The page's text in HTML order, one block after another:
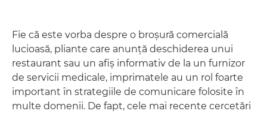
Fie că este vorba despre o broşură comercială
lucioasă, pliante care anunţă deschiderea unui
restaurant sau un afiş informativ de la un furnizor
de servicii medicale, imprimatele au un rol foarte
important în strategiile de comunicare folosite în
multe domenii. De fapt, cele mai recente cercetări